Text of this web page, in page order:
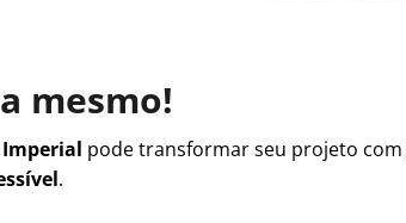
mesmo!
Imperial pode transformar seu projeto com
.